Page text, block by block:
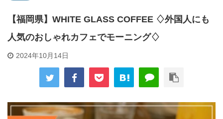
【福岡県】WHITE GLASS COFFEE ♢外国人にも
人気のおしゃれカフェでモーニング♢
2024年10月14日